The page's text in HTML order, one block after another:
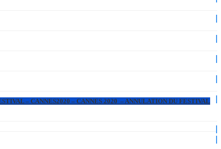
– CANNES2020 – CANNES 2020 – ANNULATION DU FESTIVAL